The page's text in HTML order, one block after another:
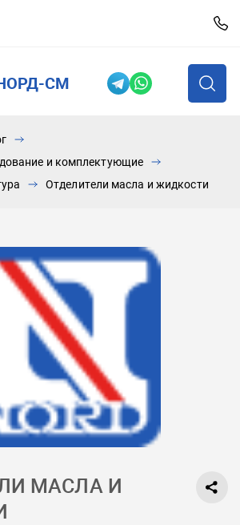
СМ
и комплектующие
Отделители масла и жидкости
МАСЛА И